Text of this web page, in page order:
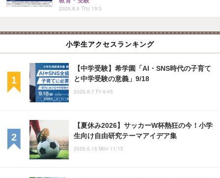
2026.8.6 Thu 19:0
小学生アクセスランキング
【中学受験】希学園「AI・SNS時代の子育て
と中学受験の意義」9/18
2026.8.7 Fri 9:45
【夏休み2026】サッカーW杯熱狂の今！小学
生向け自由研究テーマアイデア集
2026.6.15 Mon 11:15